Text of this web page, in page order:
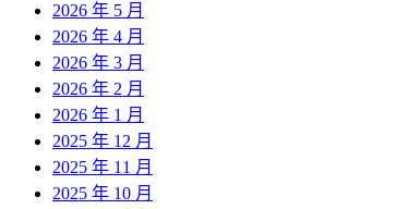
2026 年 5 月
2026 年 4 月
2026 年 3 月
2026 年 2 月
2026 年 1 月
2025 年 12 月
2025 年 11 月
2025 年 10 月